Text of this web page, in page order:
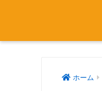
ホーム